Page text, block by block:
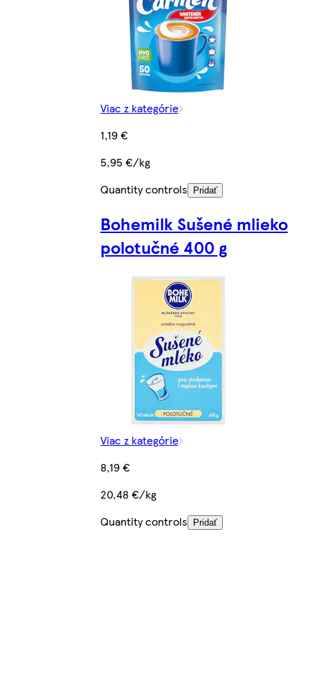
Viac z kategórie
1,19 €
5,95 €/kg
Quantity controls
Pridať
Bohemilk Sušené mlieko
polotučné 400 g
Viac z kategórie
8,19 €
20,48 €/kg
Quantity controls
Pridať